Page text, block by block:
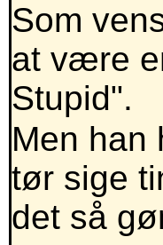
Som
at være
Stupid".
Men han
tør sige
det så